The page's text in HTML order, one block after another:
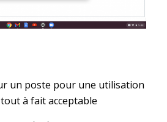
un poste pour une utilisation
à fait acceptable